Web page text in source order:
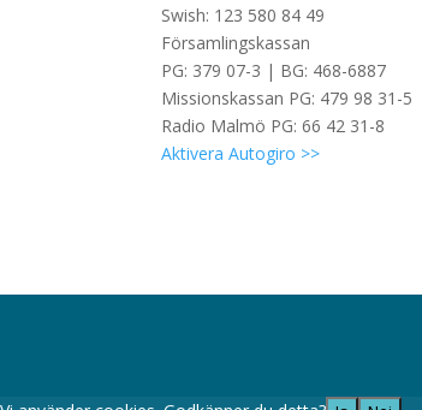
Swish: 123 580 84 49
Församlingskassan
PG: 379 07-3 | BG: 468-6887
Missionskassan PG: 479 98 31-5
Radio Malmö PG: 66 42 31-8
Aktivera Autogiro >>